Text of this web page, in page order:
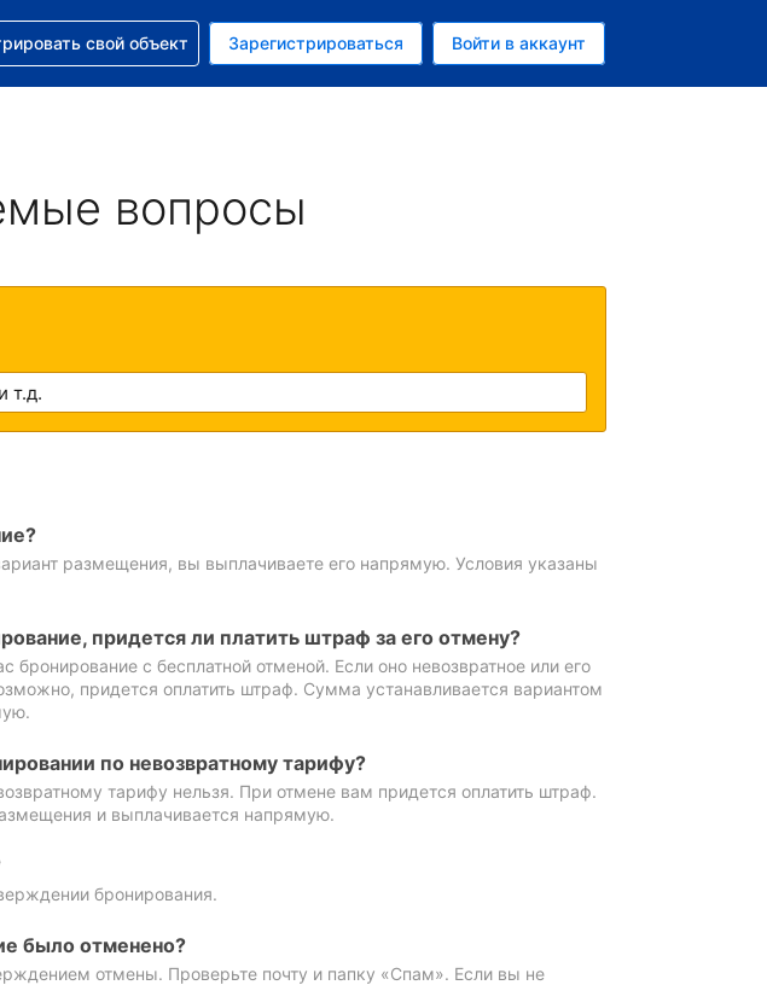
— Российский рубль
язык — На русском
с бронированием
свой объект Зарегистрироваться Войти в аккаунт
вопросы
размещения, вы выплачиваете его напрямую. Условия указаны
придется ли платить штраф за его отмену?
бронирование с бесплатной отменой. Если оно невозвратное или его
придется оплатить штраф. Сумма устанавливается вариантом
по невозвратному тарифу?
тарифу нельзя. При отмене вам придется оплатить штраф.
и выплачивается напрямую.
бронирования.
было отменено?
отмены. Проверьте почту и папку «Спам». Если вы не